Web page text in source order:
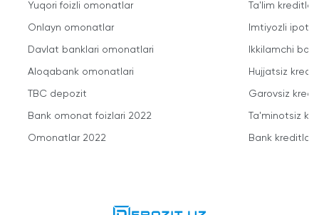
Yuqori foizli omonatlar
Onlayn omonatlar
Davlat banklari omonatlari
Aloqabank omonatlari
TBC depozit
Bank omonat foizlari 2022
Omonatlar 2022
Ta'lim kreditlari
Imtiyozli
Ikkilamchi
Hujjatsiz
Garovsiz
Ta'minotsiz
Bank kreditlari